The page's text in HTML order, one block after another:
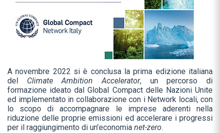
A novembre 2022 si è conclusa la prima edizione italiana
del Climate Ambition Accelerator, un percorso di
formazione ideato dal Global Compact delle Nazioni Unite
ed implementato in collaborazione con i Network locali, con
lo scopo di accompagnare le imprese aderenti nella
riduzione delle proprie emissioni ed accelerare i progressi
per il raggiungimento di un’economia net-zero.